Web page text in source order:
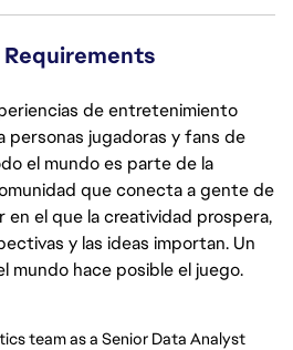
de entretenimiento
personas jugadoras y fans de
el mundo es parte de la
que conecta a gente de
en el que la creatividad prospera,
y las ideas importan. Un
mundo hace posible el juego.
team as a Senior Data Analyst